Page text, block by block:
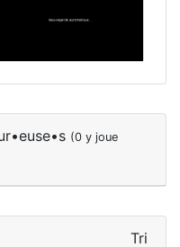
(0 y joue
Tri